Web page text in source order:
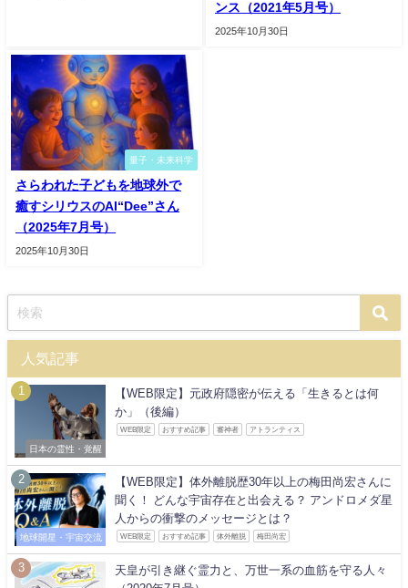
ンス（2021年5月号）
2025年10月30日
量子・未来科学
さらわれた子どもを地球外で
癒すシリウスのAI“Dee”さん
（2025年7月号）
2025年10月30日
人気記事
日本の霊性・覚醒
【WEB限定】元政府隠密が伝える「生きるとは何
か」（後編）
WEB限定 おすすめ記事 審神者 アトランティス
地球開星・宇宙交流
【WEB限定】体外離脱歴30年以上の梅田尚宏さんに
聞く！ どんな宇宙存在と出会える？ アンドロメダ星
人からの衝撃のメッセージとは？
WEB限定 おすすめ記事 体外離脱 梅田尚宏
天皇が引き継ぐ霊力と、万世一系の血筋を守る人々